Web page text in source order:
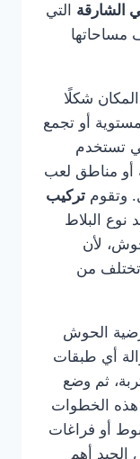
الشارقة التي
مساحاتها
شكلًا
أو تجمع
تستخدم
أو مناطق لعب
وتقوم تركيب
نوع البلاط
لأن
تختلف من
الحوش
أي طبقات
ثم وضع
هذه الخطوات
أو فراغات
الجيد أهم